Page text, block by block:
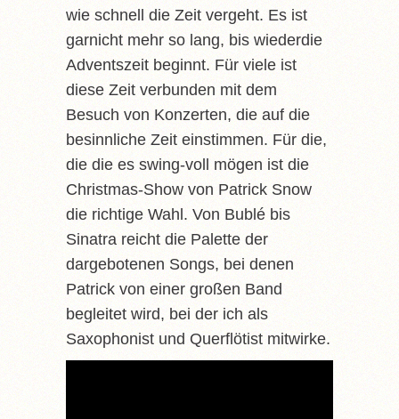
wie schnell die Zeit vergeht. Es ist
garnicht mehr so lang, bis wiederdie
Adventszeit beginnt. Für viele ist
diese Zeit verbunden mit dem
Besuch von Konzerten, die auf die
besinnliche Zeit einstimmen. Für die,
die die es swing-voll mögen ist die
Christmas-Show von Patrick Snow
die richtige Wahl. Von Bublé bis
Sinatra reicht die Palette der
dargebotenen Songs, bei denen
Patrick von einer großen Band
begleitet wird, bei der ich als
Saxophonist und Querflötist mitwirke.